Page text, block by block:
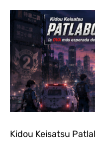
Kidou Keisatsu